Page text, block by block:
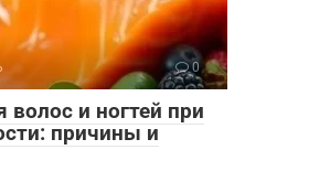
0
волос и ногтей при
причины и